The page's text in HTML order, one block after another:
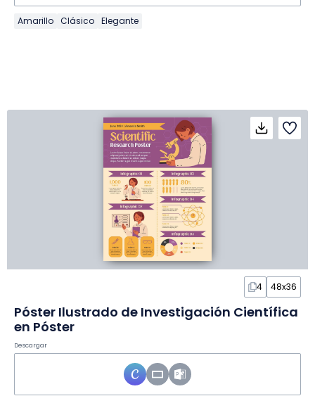
Amarillo Clásico Elegante
4 48x36
Póster Ilustrado de Investigación Científica
en Póster
Descargar